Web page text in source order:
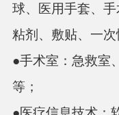
球、医用手套、
粘剂、敷贴、一次
●手术室 ： 急救室
等；